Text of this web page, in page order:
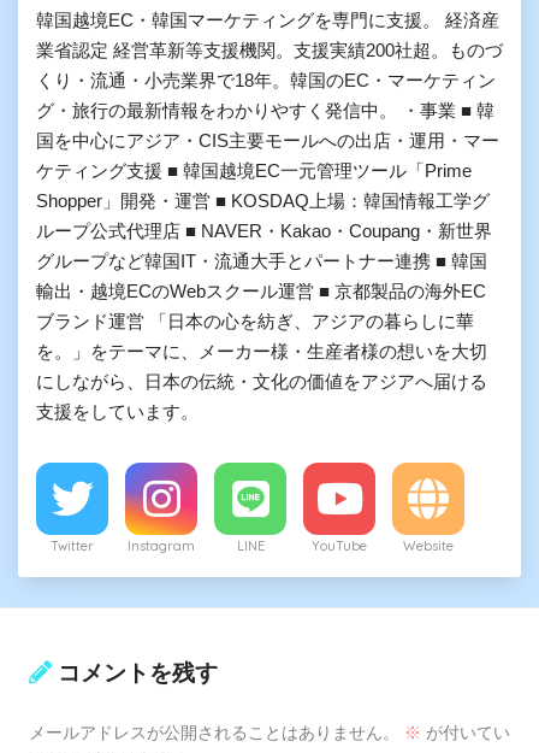
韓国越境EC・韓国マーケティングを専門に支援。 経済産
業省認定 経営革新等支援機関。支援実績200社超。ものづ
くり・流通・小売業界で18年。韓国のEC・マーケティン
グ・旅行の最新情報をわかりやすく発信中。 ・事業 ■ 韓
国を中心にアジア・CIS主要モールへの出店・運用・マー
ケティング支援 ■ 韓国越境EC一元管理ツール「Prime
Shopper」開発・運営 ■ KOSDAQ上場：韓国情報工学グ
ループ公式代理店 ■ NAVER・Kakao・Coupang・新世界
グループなど韓国IT・流通大手とパートナー連携 ■ 韓国
輸出・越境ECのWebスクール運営 ■ 京都製品の海外EC
ブランド運営 「日本の心を紡ぎ、アジアの暮らしに華
を。」をテーマに、メーカー様・生産者様の想いを大切
にしながら、日本の伝統・文化の価値をアジアへ届ける
支援をしています。
Twitter Instagram LINE YouTube Website
コメントを残す
メールアドレスが公開されることはありません。 ※ が付いてい